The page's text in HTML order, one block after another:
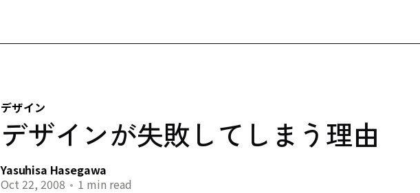
デザイン
デザインが失敗してしまう理由
Yasuhisa Hasegawa
Oct 22, 2008 • 1 min read